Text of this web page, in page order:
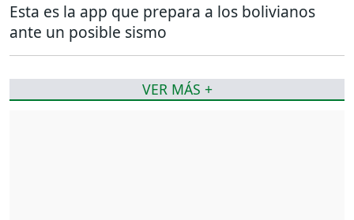
Esta es la app que prepara a los bolivianos
ante un posible sismo
VER MÁS +